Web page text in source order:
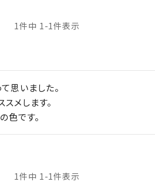
1 件中 1 -1件表示
思いました。
メします。
1 件中 1 -1件表示